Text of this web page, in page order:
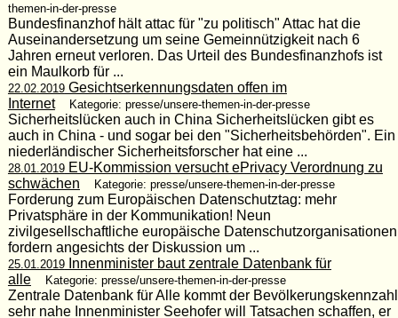
themen-in-der-presse
Bundesfinanzhof hält attac für "zu politisch" Attac hat die
Auseinandersetzung um seine Gemeinnützigkeit nach 6
Jahren erneut verloren. Das Urteil des Bundesfinanzhofs ist
ein Maulkorb für ...
22.02.2019Gesichtserkennungsdaten offen im
Internet
Kategorie: presse/unsere-themen-in-der-presse
Sicherheitslücken auch in China Sicherheitslücken gibt es
auch in China - und sogar bei den "Sicherheitsbehörden". Ein
niederländischer Sicherheitsforscher hat eine ...
28.01.2019EU-Kommission versucht ePrivacy Verordnung zu
schwächen
Kategorie: presse/unsere-themen-in-der-presse
Forderung zum Europäischen Datenschutztag: mehr
Privatsphäre in der Kommunikation! Neun
zivilgesellschaftliche europäische Datenschutzorganisationen
fordern angesichts der Diskussion um ...
25.01.2019Innenminister baut zentrale Datenbank für
alle
Kategorie: presse/unsere-themen-in-der-presse
Zentrale Datenbank für Alle kommt der Bevölkerungskennzahl
sehr nahe Innenminister Seehofer will Tatsachen schaffen, er